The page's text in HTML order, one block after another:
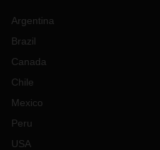
Argentina
Brazil
Canada
Chile
Mexico
Peru
USA